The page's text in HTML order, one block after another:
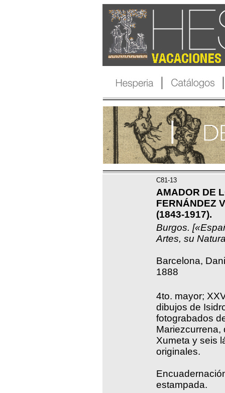
C81-13
AMADOR DE
FERNÁNDEZ
(1843-1917).
Burgos.
Artes, su
Barcelona,
1888
4to. mayor;
dibujos de
fotograbados
Mariezcurrena,
Xumeta y seis
originales.
estampada.